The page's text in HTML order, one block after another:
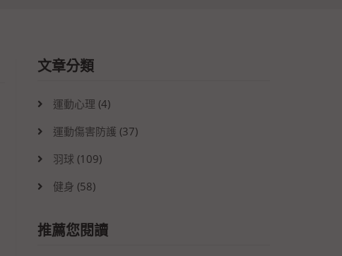
文章分類
運動心理 (4)
運動傷害防護 (37)
羽球 (109)
健身 (58)
推薦您閱讀